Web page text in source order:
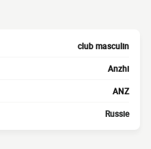
club masculin
Anzhi
ANZ
Russie